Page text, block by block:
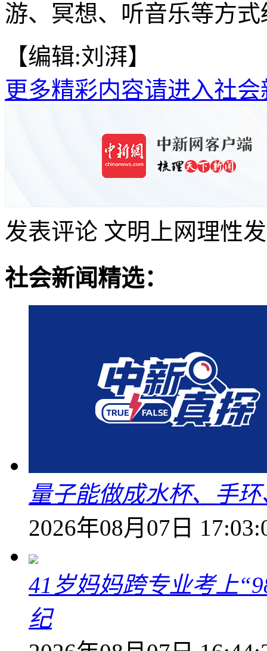
游、冥想、听音乐等方
【编辑:刘湃】
更多精彩内容请进入社会
发表评论 文明上网理性
社会新闻精选：
量子能做成水杯、手
2026年08月07日
41岁妈妈跨专业考上
纪